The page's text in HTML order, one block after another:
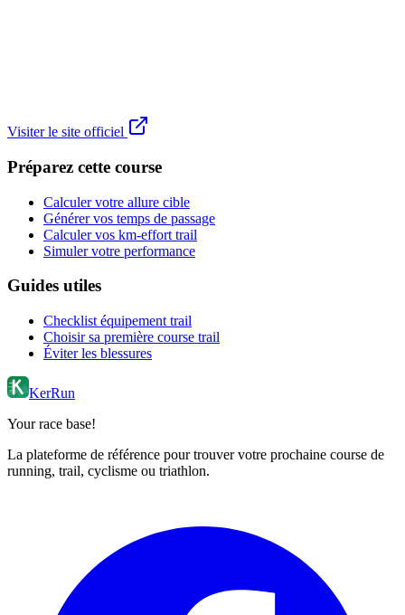
Visiter le site officiel
Préparez cette course
Calculer votre allure cible
Générer vos temps de passage
Calculer vos km-effort trail
Simuler votre performance
Guides utiles
Checklist équipement trail
Choisir sa première course trail
Éviter les blessures
KerRun
Your race base!
La plateforme de référence pour trouver votre prochaine course de
running, trail, cyclisme ou triathlon.